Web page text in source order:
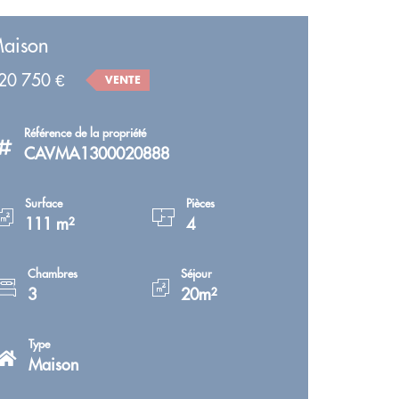
750 € VENTE
Référence de la propriété
CAVMA1300020888
Surface
111 m²
Pièces
4
Chambres
3
Séjour
20m²
Type
Maison